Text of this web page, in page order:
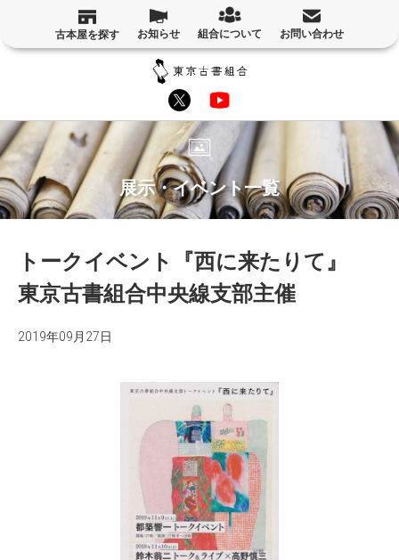
古本屋を探す お知らせ 組合について お問い合わせ
展示・イベント一覧
トークイベント『西に来たりて』
東京古書組合中央線支部主催
2019年09月27日